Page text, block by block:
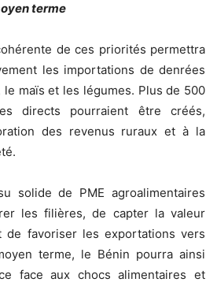
terme
de ces priorités permettra
les importations de denrées
maïs et les légumes. Plus de 500
directs pourraient être créés,
des revenus ruraux et à la
solide de PME agroalimentaires
les filières, de capter la valeur
de favoriser les exportations vers
terme, le Bénin pourra ainsi
face aux chocs alimentaires et